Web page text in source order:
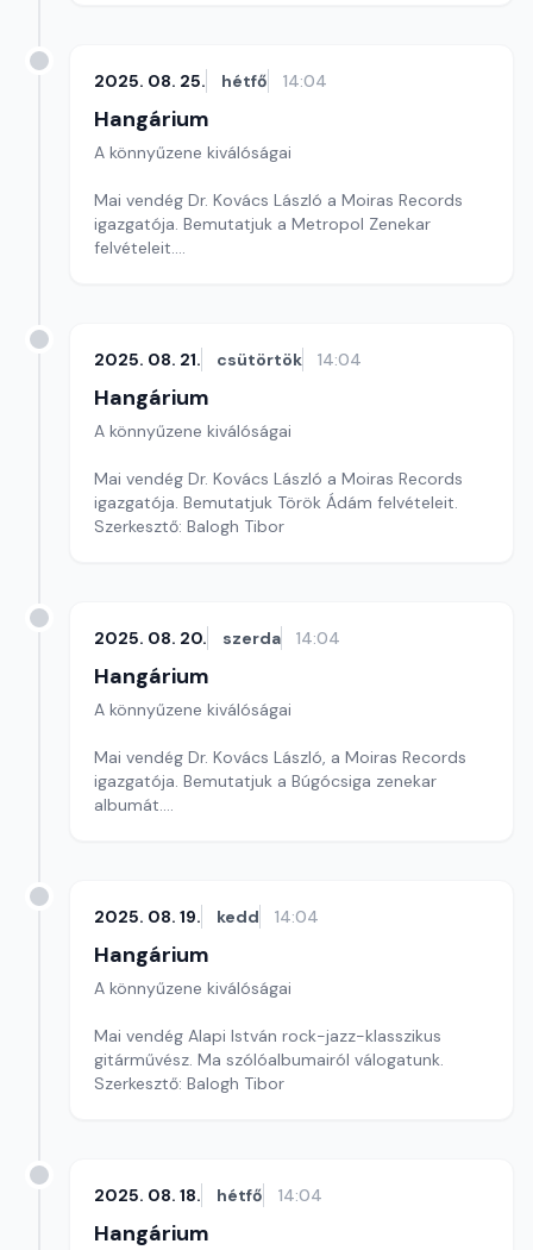
2025. 08. 25. hétfő 14:04
Hangárium
A könnyűzene kiválóságai
Mai vendég Dr. Kovács László a Moiras Records
igazgatója. Bemutatjuk a Metropol Zenekar
felvételeit.
2025. 08. 21. csütörtök 14:04
Hangárium
A könnyűzene kiválóságai
Mai vendég Dr. Kovács László a Moiras Records
igazgatója. Bemutatjuk Török Ádám felvételeit.
Szerkesztő: Balogh Tibor
2025. 08. 20. szerda 14:04
Hangárium
A könnyűzene kiválóságai
Mai vendég Dr. Kovács László, a Moiras Records
igazgatója. Bemutatjuk a Búgócsiga zenekar
albumát.
2025. 08. 19. kedd 14:04
Hangárium
A könnyűzene kiválóságai
Mai vendég Alapi István rock-jazz-klasszikus
gitárművész. Ma szólóalbumairól válogatunk.
Szerkesztő: Balogh Tibor
2025. 08. 18. hétfő 14:04
Hangárium